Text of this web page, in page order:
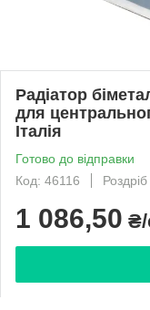
Радіатор
для
Італія
Готово до відправки
Код: 46116
Роздріб
1 086,50 ₴/